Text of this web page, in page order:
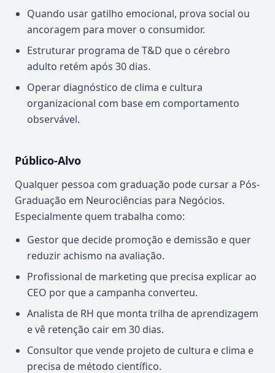
Quando usar gatilho emocional, prova social ou
ancoragem para mover o consumidor.
Estruturar programa de T&D que o cérebro
adulto retém após 30 dias.
Operar diagnóstico de clima e cultura
organizacional com base em comportamento
observável.
Público-Alvo
Qualquer pessoa com graduação pode cursar a Pós-
Graduação em Neurociências para Negócios.
Especialmente quem trabalha como:
Gestor que decide promoção e demissão e quer
reduzir achismo na avaliação.
Profissional de marketing que precisa explicar ao
CEO por que a campanha converteu.
Analista de RH que monta trilha de aprendizagem
e vê retenção cair em 30 dias.
Consultor que vende projeto de cultura e clima e
precisa de método científico.